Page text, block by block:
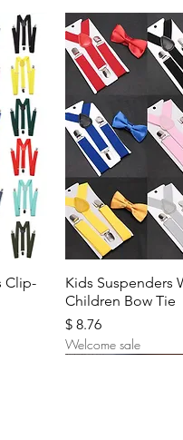
Clip-
Kids Suspenders
Children Bow Tie
Prix
$ 8.76
Welcome sale